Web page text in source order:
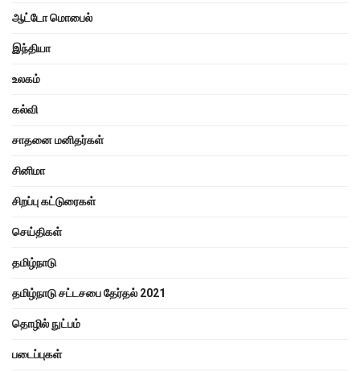
ஆட்டோ மொபைல்
இந்தியா
உலகம்
கல்வி
சாதனை மனிதர்கள்
சினிமா
சிறப்பு கட்டுரைகள்
செய்திகள்
தமிழ்நாடு
தமிழ்நாடு சட்டசபை தேர்தல் 2021
தொழில் நுட்பம்
படைப்புகள்